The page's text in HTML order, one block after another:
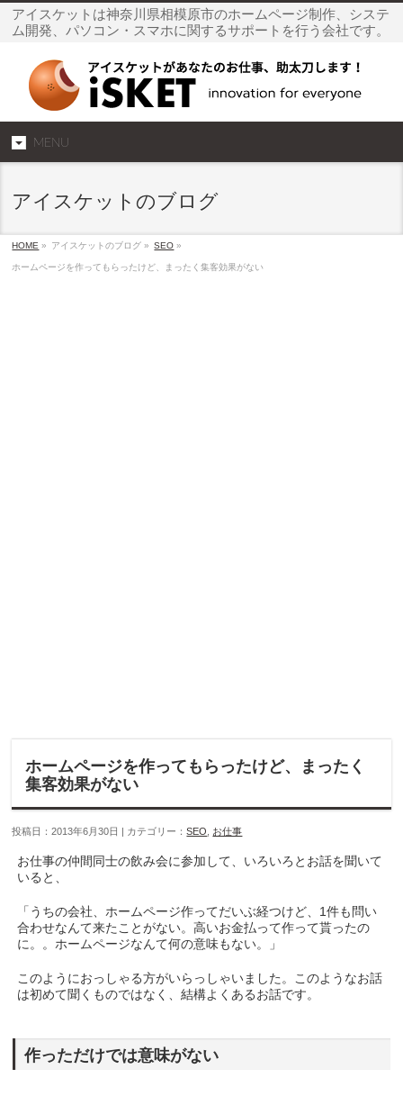
アイスケットは神奈川県相模原市のホームページ制作、システ
ム開発、パソコン・スマホに関するサポートを行う会社です。
MENU
アイスケットのブログ
HOME » アイスケットのブログ » SEO »
ホームページを作ってもらったけど、まったく集客効果がない
ホームページを作ってもらったけど、まったく
集客効果がない
投稿日：2013年6月30日 | カテゴリー：SEO お仕事
お仕事の仲間同士の飲み会に参加して、いろいろとお話を聞いて
いると、
「うちの会社、ホームページ作ってだいぶ経つけど、1件も問い
合わせなんて来たことがない。高いお金払って作って貰ったの
に。。ホームページなんて何の意味もない。」
このようにおっしゃる方がいらっしゃいました。このようなお話
は初めて聞くものではなく、結構よくあるお話です。
作っただけでは意味がない